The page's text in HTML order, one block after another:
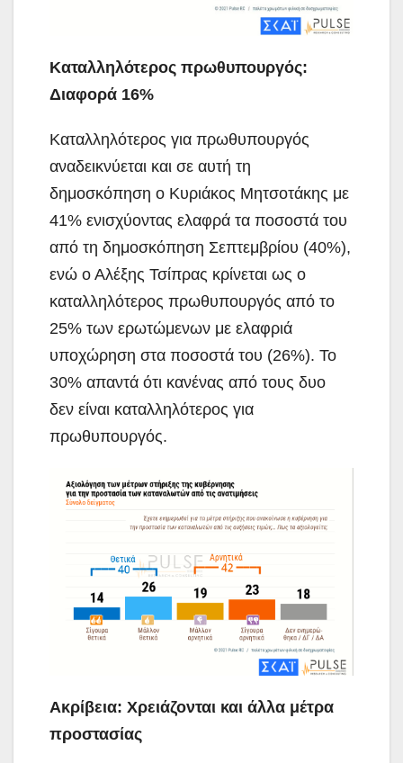
Καταλληλότερος πρωθυπουργός:
Διαφορά 16%
Καταλληλότερος για πρωθυπουργός
αναδεικνύεται και σε αυτή τη
δημοσκόπηση ο Κυριάκος Μητσοτάκης με
41% ενισχύοντας ελαφρά τα ποσοστά του
από τη δημοσκόπηση Σεπτεμβρίου (40%),
ενώ ο Αλέξης Τσίπρας κρίνεται ως ο
καταλληλότερος πρωθυπουργός από το
25% των ερωτώμενων με ελαφριά
υποχώρηση στα ποσοστά του (26%). Το
30% απαντά ότι κανένας από τους δυο
δεν είναι καταλληλότερος για
πρωθυπουργός.
Ακρίβεια: Χρειάζονται και άλλα μέτρα
προστασίας